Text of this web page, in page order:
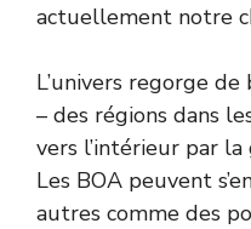
actuellement notre
L’univers regorge de
– des régions dans
vers l’intérieur par la
Les BOA peuvent
autres comme des